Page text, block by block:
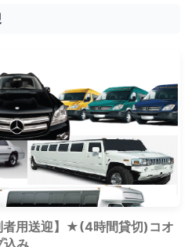
者用送迎】★(4時間貸切)コオ
込み